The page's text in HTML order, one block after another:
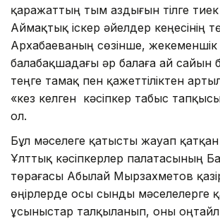
қаражаттың тым аздығын тілге
Аймақтық іскер әйелдер кеңесінің
Архабаеваның сөзінше, жекеменшік
балабақшадағы әр балаға ай сайын
теңге тамақ пен қажеттіліктен
«кез келген кәсіпкер табыс
ол.
Бұл мәселеге қатысты жауап
Ұлттық кәсіпкерлер палатасының
төрағасы Абылай Мырзахметов
өңірлерде осы сынды мәселелерге
ұсыныстар талқыланып, оны